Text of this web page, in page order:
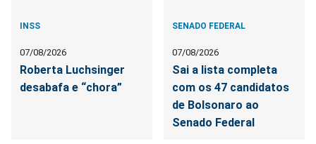
INSS
07/08/2026
Roberta Luchsinger
desabafa e “chora”
SENADO FEDERAL
07/08/2026
Sai a lista completa
com os 47 candidatos
de Bolsonaro ao
Senado Federal